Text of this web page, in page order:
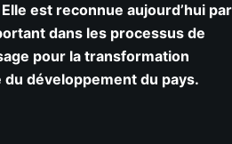
est reconnue aujourd’hui par
dans les processus de
pour la transformation
du développement du pays.